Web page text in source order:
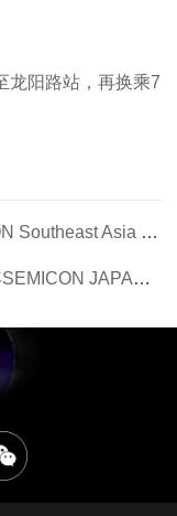
龙阳路站，再换乘7
Asia 2025
JAPAN展